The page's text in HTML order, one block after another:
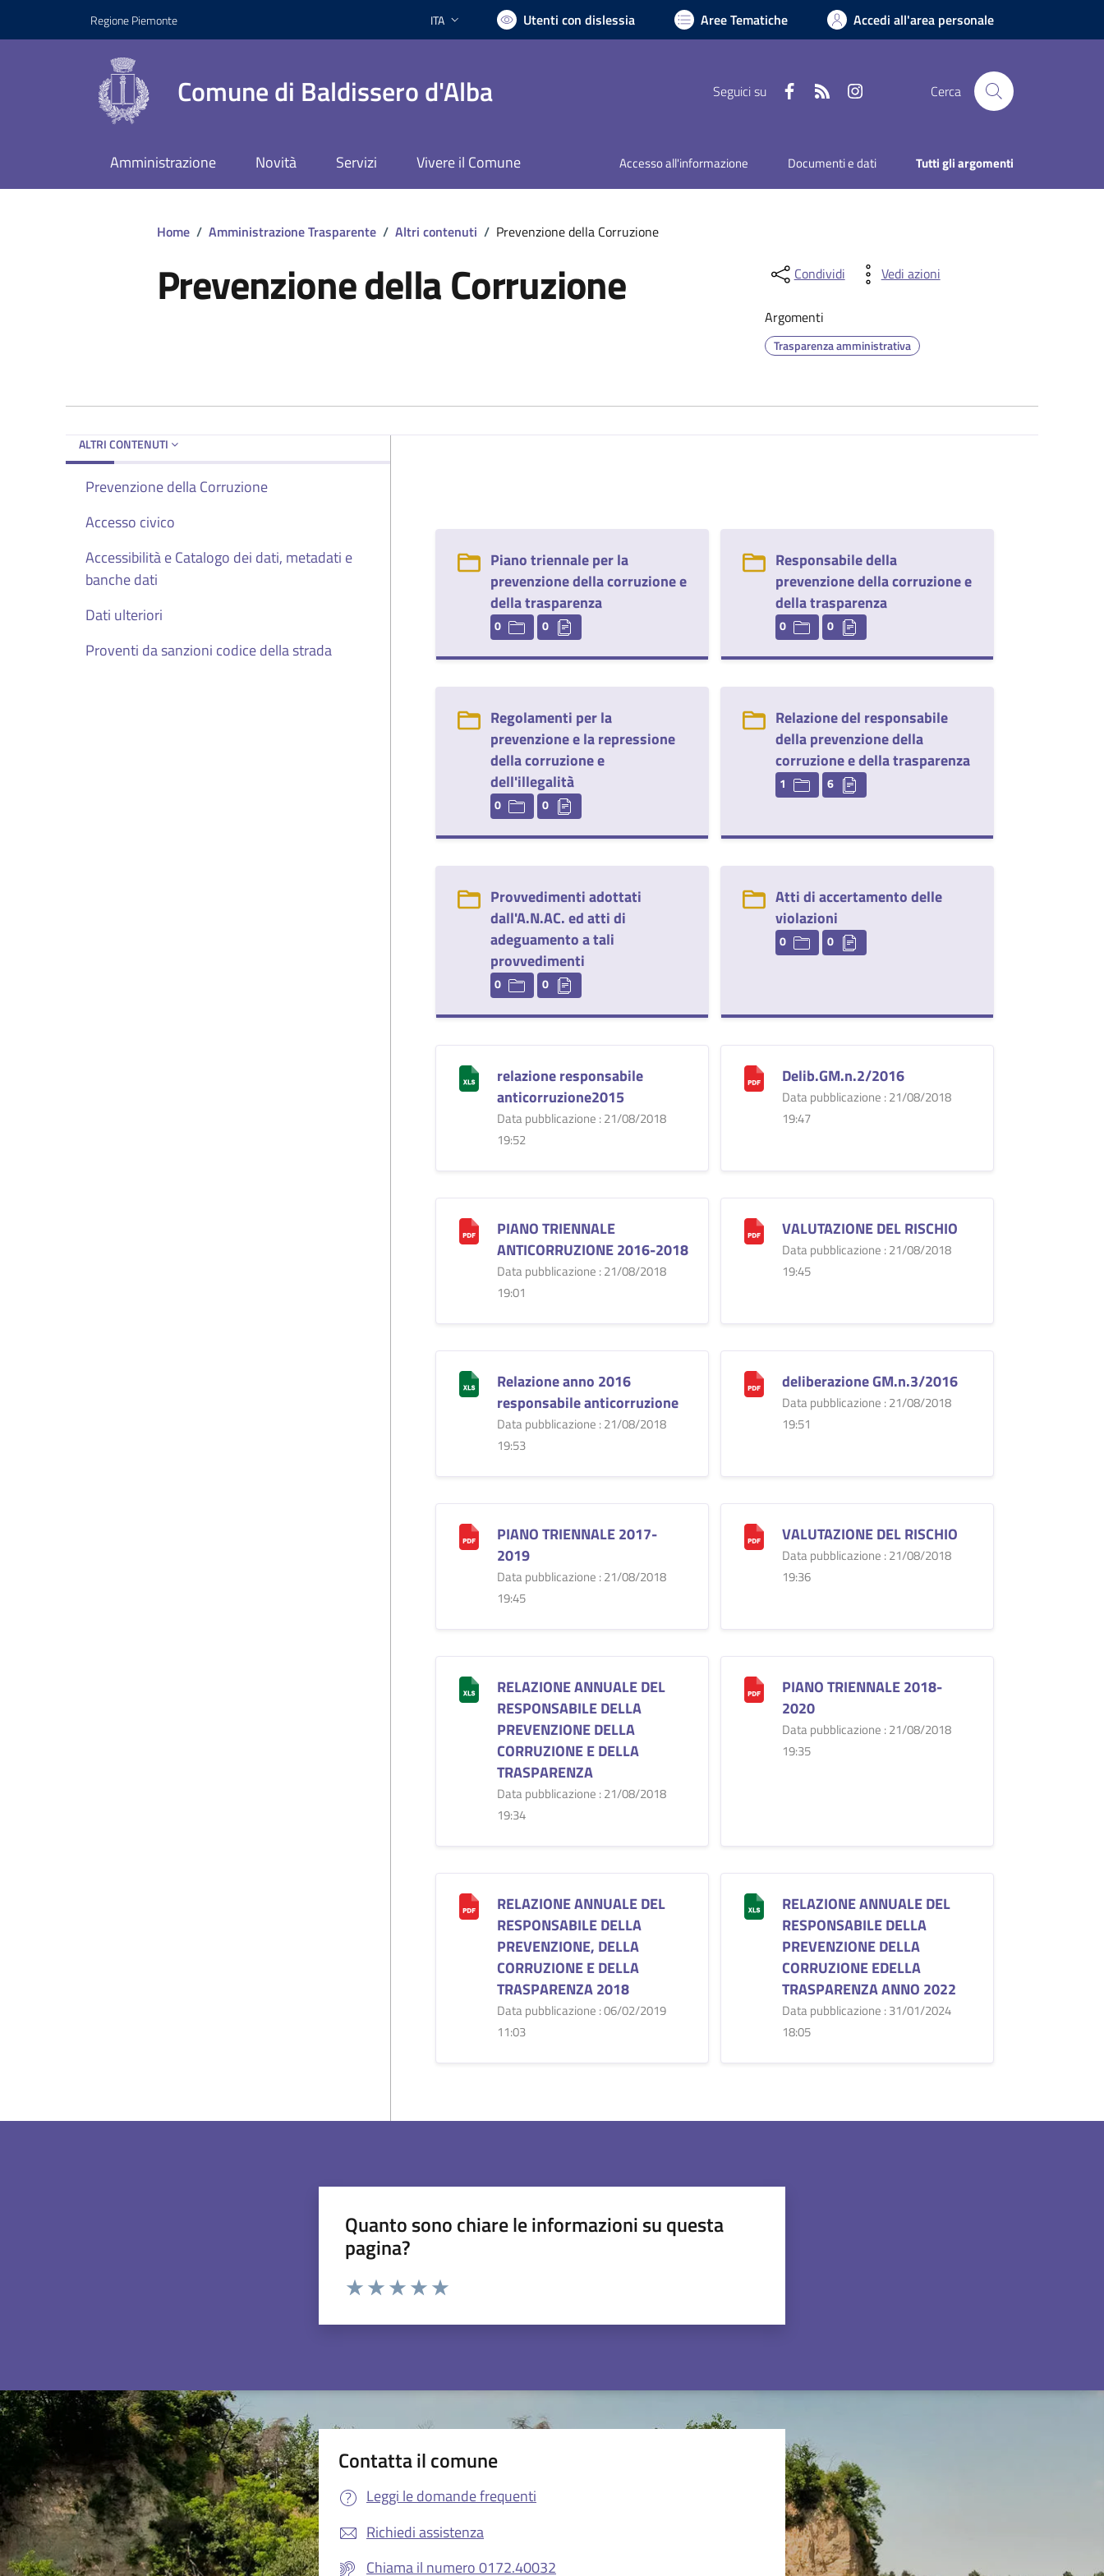
Regione Piemonte Lingua attiva:
ITA Utenti con dislessia Aree Tematiche Accedi all'area personale
Comune di Baldissero d'Alba Seguici su FacebookRSS Cerca
Amministrazione Novità Servizi Vivere il Comune Accesso all'informazione Documenti e dati Tutti gli argomenti
Home / Amministrazione Trasparente / Altri contenuti / Prevenzione della Corruzione
Prevenzione della Corruzione Condividi Vedi azioni
Argomenti
Trasparenza amministrativa
ALTRI CONTENUTI
Prevenzione della Corruzione
Accesso civico
Accessibilità e Catalogo dei dati, metadati e
banche dati
Dati ulteriori
Proventi da sanzioni codice della strada
Piano triennale per la
prevenzione della corruzione e
della trasparenza
0 0
Responsabile della
prevenzione della corruzione e
della trasparenza
0 0
Regolamenti per la
prevenzione e la repressione
della corruzione e
dell'illegalità
0 0
Relazione del responsabile
della prevenzione della
corruzione e della trasparenza
1 6
Provvedimenti adottati
dall'A.N.AC. ed atti di
adeguamento a tali
provvedimenti
0 0
Atti di accertamento delle
violazioni
0 0
relazione responsabile
anticorruzione2015
Data pubblicazione : 21/08/2018
19:52
Delib.GM.n.2/2016
Data pubblicazione : 21/08/2018
19:47
PIANO TRIENNALE
ANTICORRUZIONE 2016-2018
Data pubblicazione : 21/08/2018
19:01
VALUTAZIONE DEL RISCHIO
Data pubblicazione : 21/08/2018
19:45
Relazione anno 2016
responsabile anticorruzione
Data pubblicazione : 21/08/2018
19:53
deliberazione GM.n.3/2016
Data pubblicazione : 21/08/2018
19:51
PIANO TRIENNALE 2017-
2019
Data pubblicazione : 21/08/2018
19:45
VALUTAZIONE DEL RISCHIO
Data pubblicazione : 21/08/2018
19:36
RELAZIONE ANNUALE DEL
RESPONSABILE DELLA
PREVENZIONE DELLA
CORRUZIONE E DELLA
TRASPARENZA
Data pubblicazione : 21/08/2018
19:34
PIANO TRIENNALE 2018-
2020
Data pubblicazione : 21/08/2018
19:35
RELAZIONE ANNUALE DEL
RESPONSABILE DELLA
PREVENZIONE, DELLA
CORRUZIONE E DELLA
TRASPARENZA 2018
Data pubblicazione : 06/02/2019
11:03
RELAZIONE ANNUALE DEL
RESPONSABILE DELLA
PREVENZIONE DELLA
CORRUZIONE EDELLA
TRASPARENZA ANNO 2022
Data pubblicazione : 31/01/2024
18:05
Quanto sono chiare le informazioni su questa
pagina?
Valuta da 1 a 5 stelle la pagina
Contatta il comune
Leggi le domande frequenti
Richiedi assistenza
Chiama il numero 0172.40032